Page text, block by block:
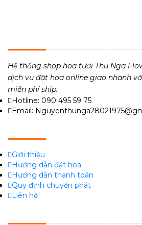
Hệ thống shop hoa tươi Thu Nga
dịch vụ đặt hoa online giao nhanh
miễn phí ship.
Hotline: 090 495 59 75
Email:
Giới thiệu
Hướng dẫn đặt hoa
Hướng dẫn thanh toán
Quy định chuyển phát
Liên hệ